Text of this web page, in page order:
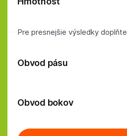
Pre presnejšie výsledky doplňte
Obvod pásu
Obvod bokov